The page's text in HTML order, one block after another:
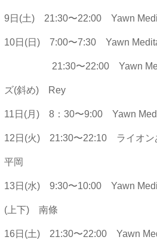
9日(土) 21:30〜22:00 Yawn
10日(日) 7:00〜7:30 Yawn
21:30〜22:00 Yawn
ズ(斜め) Rey
11日(月) 8：30〜9:00 Yawn
12日(火) 21:30〜22:10 ライオン
平岡
13日(水) 9:30〜10:00 Yawn
(上下) 南條
16日(土) 21:30〜22:00 Yawn